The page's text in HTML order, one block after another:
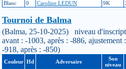
Blanc
0 Caroline LEDUN 9K
Tournoi de Balma
(Balma, 25-10-2025) niveau
avant : -1003, après : -886,
-918, après : -850)
Couleur Hd Adversaire
Son
niveau